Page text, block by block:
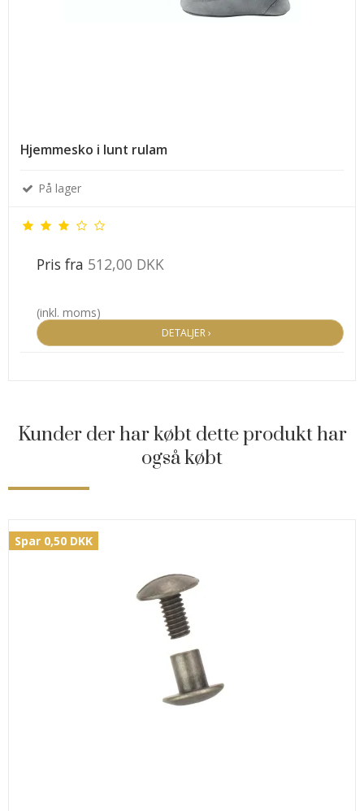
Hjemmesko i lunt rulam
På lager
Pris fra 512,00 DKK
(inkl. moms)
DETALJER ›
Kunder der har købt dette produkt har
også købt
Spar 0,50 DKK